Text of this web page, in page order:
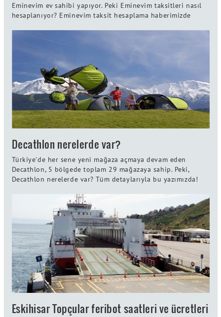
Eminevim ev sahibi yapıyor. Peki Eminevim taksitleri nasıl
hesaplanıyor? Eminevim taksit hesaplama haberimizde
Decathlon nerelerde var?
Türkiye'de her sene yeni mağaza açmaya devam eden
Decathlon, 5 bölgede toplam 29 mağazaya sahip. Peki,
Decathlon nerelerde var? Tüm detaylarıyla bu yazımızda!
Eskihisar Topçular feribot saatleri ve ücretleri